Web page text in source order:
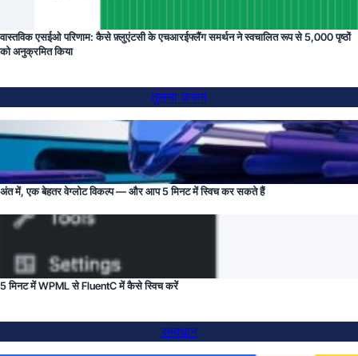
वास्तविक एसईओ परिणाम: कैसे फ़्लुएंटसी के एचआरईफ्लैंग समर्थन ने स्वचालित रूप से 5,000 पृष्ठों
को अनुक्रमित किया
तुलना करना
अंत में, एक बेहतर वेग्लोट विकल्प — और आप 5 मिनट में स्विच कर सकते हैं
5 मिनट में WPML से FluentC में कैसे स्विच करें
समाधान